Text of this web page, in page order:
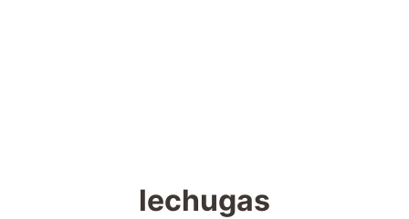
lechugas